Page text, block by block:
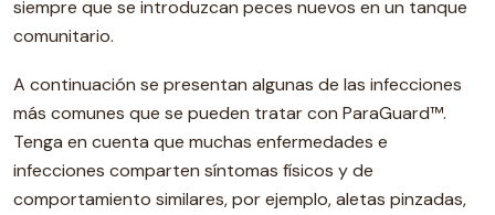
siempre que se introduzcan peces nuevos en un tanque
comunitario.
A continuación se presentan algunas de las infecciones
más comunes que se pueden tratar con ParaGuard™.
Tenga en cuenta que muchas enfermedades e
infecciones comparten síntomas físicos y de
comportamiento similares, por ejemplo, aletas pinzadas,